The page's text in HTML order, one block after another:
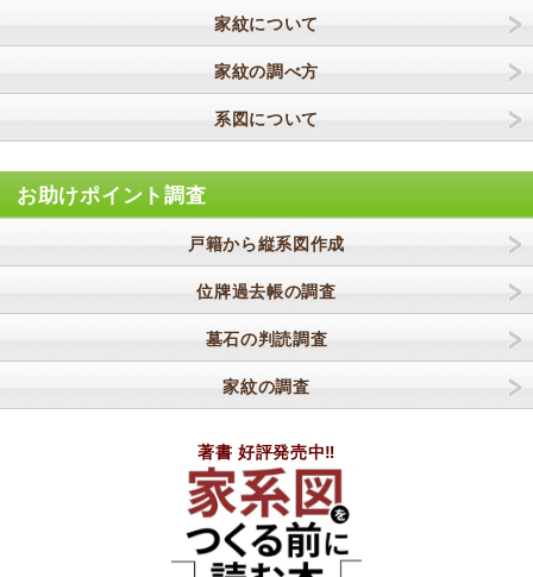
家紋について
家紋の調べ方
系図について
お助けポイント調査
戸籍から縦系図作成
位牌過去帳の調査
墓石の判読調査
家紋の調査
著書 好評発売中‼